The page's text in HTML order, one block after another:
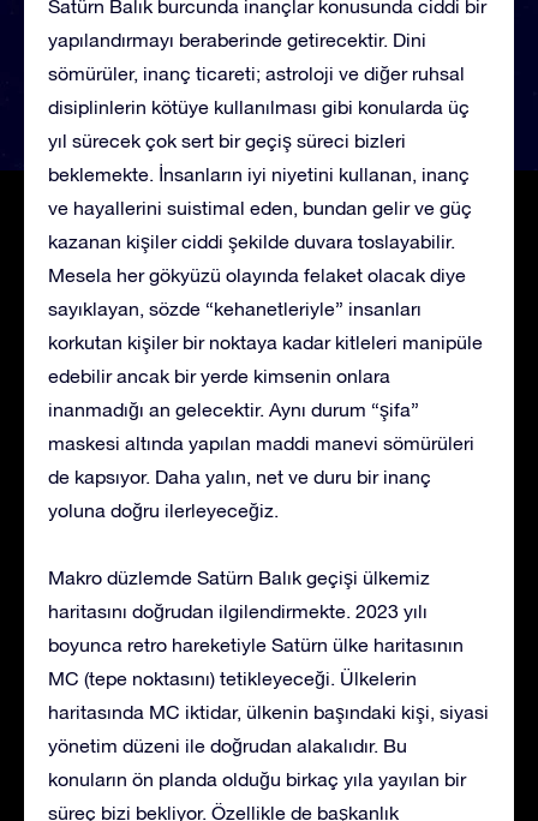
Satürn Balık burcunda inançlar konusunda ciddi bir
yapılandırmayı beraberinde getirecektir. Dini
sömürüler, inanç ticareti; astroloji ve diğer ruhsal
disiplinlerin kötüye kullanılması gibi konularda üç
yıl sürecek çok sert bir geçiş süreci bizleri
beklemekte. İnsanların iyi niyetini kullanan, inanç
ve hayallerini suistimal eden, bundan gelir ve güç
kazanan kişiler ciddi şekilde duvara toslayabilir.
Mesela her gökyüzü olayında felaket olacak diye
sayıklayan, sözde “kehanetleriyle” insanları
korkutan kişiler bir noktaya kadar kitleleri manipüle
edebilir ancak bir yerde kimsenin onlara
inanmadığı an gelecektir. Aynı durum “şifa”
maskesi altında yapılan maddi manevi sömürüleri
de kapsıyor. Daha yalın, net ve duru bir inanç
yoluna doğru ilerleyeceğiz.
Makro düzlemde Satürn Balık geçişi ülkemiz
haritasını doğrudan ilgilendirmekte. 2023 yılı
boyunca retro hareketiyle Satürn ülke haritasının
MC (tepe noktasını) tetikleyeceği. Ülkelerin
haritasında MC iktidar, ülkenin başındaki kişi, siyasi
yönetim düzeni ile doğrudan alakalıdır. Bu
konuların ön planda olduğu birkaç yıla yayılan bir
süreç bizi bekliyor. Özellikle de başkanlık